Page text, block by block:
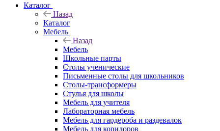
Каталог
Назад
Каталог
Мебель
Назад
Мебель
Школьные парты
Столы ученические
Письменные столы для школьников
Столы-трансформеры
Стулья для школы
Мебель для учителя
Лабораторная мебель
Мебель для гардероба и раздевалок
Мебель для коридоров